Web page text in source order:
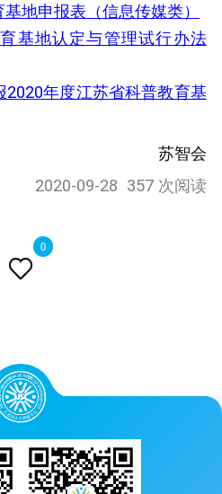

0
地申报表（信息传媒类）
基地认定与管理试行办法
年度江苏省科普教育基
苏智会
2020-09-28 357 次阅读